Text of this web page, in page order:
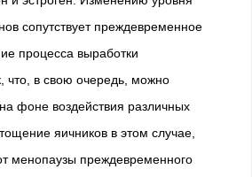
сопутствует преждевременное
процесса выработки
что, в свою очередь, можно
фоне воздействия различных
яичников в этом случае,
менопаузы преждевременного